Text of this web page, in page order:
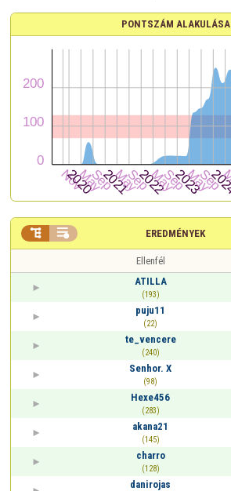
PONTSZÁM ALAKULÁSA
EREDMÉNYEK
 
Ellenfél
ATILLA
(193)
puju11
(22)
te_vencere
(240)
Senhor. X
(98)
Hexe456
(283)
akana21
(145)
charro
(128)
danirojas